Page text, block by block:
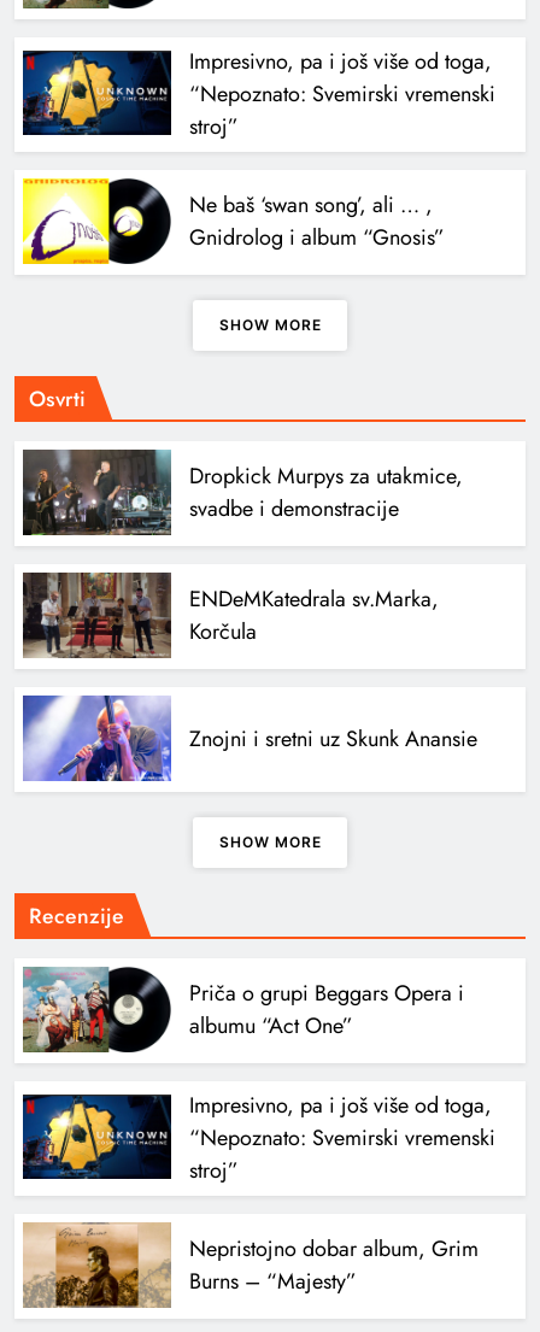
Impresivno, pa i još više od toga,
“Nepoznato: Svemirski vremenski
stroj”
Ne baš ‘swan song’, ali … ,
Gnidrolog i album “Gnosis”
SHOW MORE
Osvrti
Dropkick Murpys za utakmice,
svadbe i demonstracije
ENDeMKatedrala sv.Marka,
Korčula
Znojni i sretni uz Skunk Anansie
SHOW MORE
Recenzije
Priča o grupi Beggars Opera i
albumu “Act One”
Impresivno, pa i još više od toga,
“Nepoznato: Svemirski vremenski
stroj”
Nepristojno dobar album, Grim
Burns – “Majesty”